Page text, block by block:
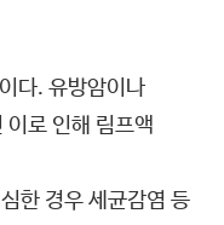
다. 유방암이나
이로 인해 림프액
한 경우 세균감염 등